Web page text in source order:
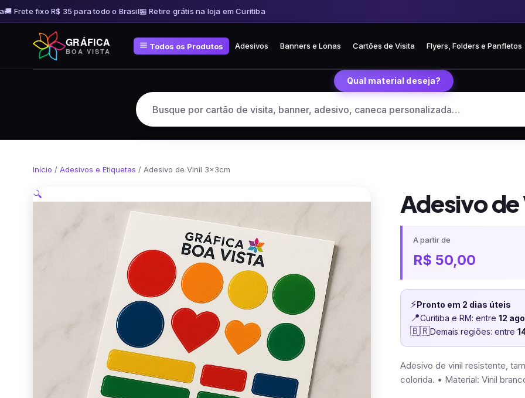
Frete fixo R$ 35 para todo o Brasil🏪 Retire grátis na loja em Curitiba🚚 Frete fixo R$ 35 para todo o Brasil
conteúdo
GRÁFICA
BOA VISTA
Todos os Produtos Adesivos Banners e Lonas Cartões de Visita Flyers, Folders e Panfletos
Qual material deseja?
Início / Adesivos e Etiquetas / Adesivo de Vinil 3x3cm
🔍 Adesivo
A partir de
R$ 50,00
⚡Pronto em 2 dias úteis
📍Curitiba e RM: entre12 ago
🇧🇷Demais regiões: entre
Adesivo de vinil resistente,
colorida. • Material: Vinil